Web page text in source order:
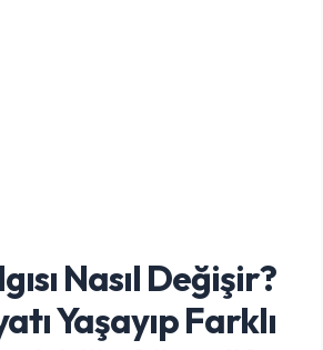
Nasıl Değişir?
Yaşayıp Farklı